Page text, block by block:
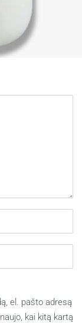
el. pašto adresą
kai kitą kartą